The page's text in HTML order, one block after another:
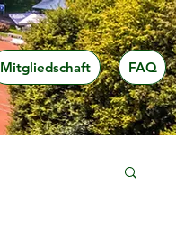
Mitgliedschaft FAQ